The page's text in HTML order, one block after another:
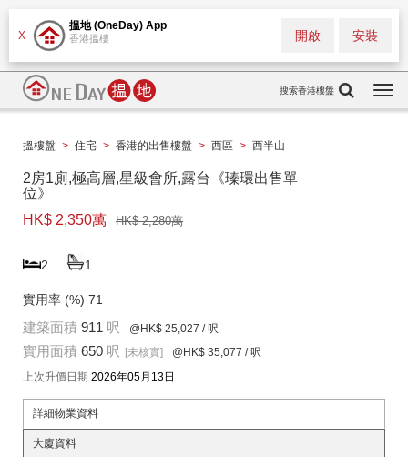
X
搵地 (OneDay) App
香港搵樓 安裝
開啟
搜索香港樓盤
搵樓盤 > 住宅 > 香港的出售樓盤 > 西區 > 西半山
2房1廁,極高層,星級會所,露台《瑧環出售單
位》
HK$ 2,350萬
HK$ 2,280萬
2 1
實用率 (%) 71
建築面積 911 呎 @HK$ 25,027 / 呎
實用面積 650 呎 [未核實] @HK$ 35,077 / 呎
上次升價日期 2026年05月13日
詳細物業資料
大廈資料